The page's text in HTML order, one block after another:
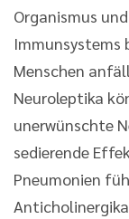
Organismus
Immunsystems
Menschen
Neuroleptika
unerwünschte
sedierende
Pneumonien